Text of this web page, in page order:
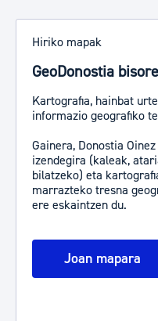
Hiriko mapak
GeoDonostia
Kartografia, hainbat
informazio geografiko
​​​​​​​Gainera, Donostia
izendegira (kaleak,
bilatzeko) eta
marrazteko tresna
ere eskaintzen du.
Joan mapara